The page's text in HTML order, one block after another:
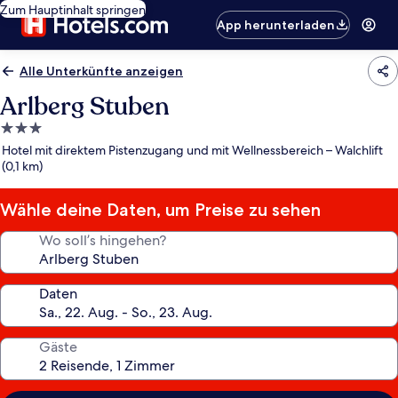
Zum Hauptinhalt springen
App herunterladen
Alle Unterkünfte anzeigen
Arlberg Stuben
3.0-
Sterne-
Unterkunft
Hotel mit direktem Pistenzugang und mit Wellnessbereich – Walchlift
(0,1 km)
Wähle deine Daten, um Preise zu sehen
Wo soll’s hingehen?
Daten
Gäste